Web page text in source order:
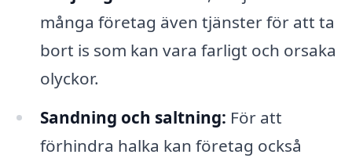
många företag även tjänster för att ta
bort is som kan vara farligt och orsaka
olyckor.
Sandning och saltning: För att
förhindra halka kan företag också